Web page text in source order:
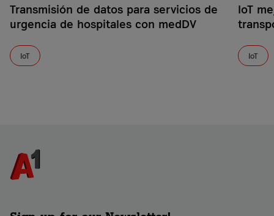
Transmisión de datos para servicios de
urgencia de hospitales con medDV
IoT
IoT
IoT